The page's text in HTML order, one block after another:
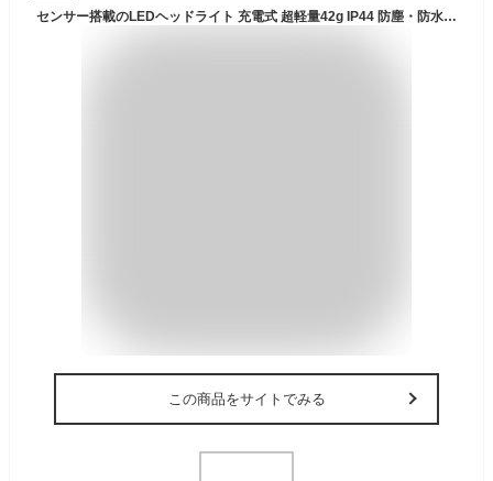
センサー搭載のLEDヘッドライト 充電式 超軽量42g IP44 防塵・防水 LED ライト ヘッドライト USB充電 小型 強力 高輝度 防災 災害 グッズ キャンプ アウトドア 登山 アウトドア用品 キャンプ用品 釣り 作業用 散歩 林業 農業 LAD WEATHER ラドウェザー
この商品をサイトでみる